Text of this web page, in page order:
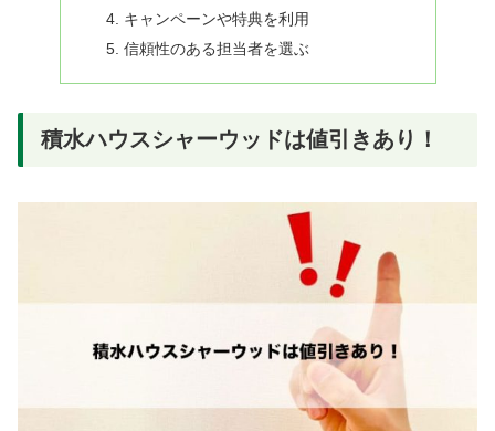
キャンペーンや特典を利用
信頼性のある担当者を選ぶ
積水ハウスシャーウッドは値引きあり！